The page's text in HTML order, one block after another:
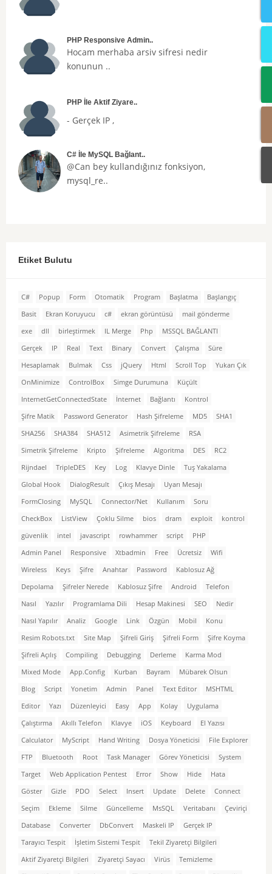
PHP Responsive Admin..
Hocam merhaba arsiv sifresi nedir
konunun ..
PHP İle Aktif Ziyare..
- Gerçek IP ,
C# İle MySQL Bağlant..
@Can bey kullandığınız fonksiyon,
mysql_re..
Etiket Bulutu
C# Popup Form Otomatik Program Başlatma
Başlangıç
Basit
Ekran Koruyucu c# ekran görüntüsü
mail gönderme
exe
dll birleştirmek IL Merge Php
MSSQL BAĞLANTI
Gerçek
IP Real Text Binary Convert Çalışma
Süre
Hesaplamak
Bulmak Css jQuery Html Scroll Top
Yukarı Çık
OnMinimize
ControlBox Simge Durumuna
Küçült
InternetGetConnectedState
İnternet Bağlantı
Kontrol
Şifre Matik
Password Generator Hash Şifreleme MD5
SHA1
SHA256
SHA384 SHA512 Asimetrik Şifreleme
RSA
Simetrik Şifreleme
Kripto Şifreleme Algoritma DES
RC2
Rijndael
TripleDES Key Log Klavye Dinle
Tuş Yakalama
Global Hook
DialogResult Çıkış Mesajı
Uyarı Mesajı
FormClosing
MySQL Connector/Net Kullanım
Soru
CheckBox
ListView Çoklu Silme bios dram exploit
kontrol
güvenlik
intel javascript rowhammer script
PHP
Admin Panel
Responsive Xtbadmin Free Ücretsiz
Wifi
Wireless
Keys Şifre Anahtar Password
Kablosuz Ağ
Depolama
Şifreler Nerede Kablosuz Şifre Android
Telefon
Nasıl
Yazılır Programlama Dili Hesap Makinesi SEO
Nedir
Nasıl Yapılır
Analiz Google Link Özgün Mobil
Konu
Resim Robots.txt
Site Map Şifreli Giriş Şifreli Form
Şifre Koyma
Şifreli Açılış
Compiling Debugging Derleme
Karma Mod
Mixed Mode
App.Config Kurban Bayram
Mübarek Olsun
Blog
Script Yonetim Admin Panel Text Editor
MSHTML
Editor
Yazı Düzenleyici Easy App Kolay
Uygulama
Çalıştırma
Akıllı Telefon Klavye iOS Keyboard
El Yazısı
Calculator
MyScript Hand Writing Dosya Yöneticisi
File Explorer
FTP
Bluetooth Root Task Manager Görev Yöneticisi
System
Target
Web Application Pentest Error Show Hide
Hata
Göster
Gizle PDO Select Insert Update Delete
Connect
Seçim
Ekleme Silme Güncelleme MsSQL Veritabanı
Çeviriçi
Database
Converter DbConvert Maskeli IP
Gerçek IP
Tarayıcı Tespit
İşletim Sistemi Tespit
Tekil Ziyaretçi Bilgileri
Aktif Ziyaretçi Bilgileri
Ziyaretçi Sayacı Virüs
Temizleme